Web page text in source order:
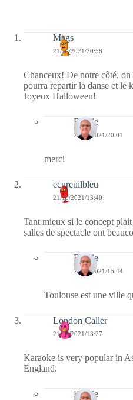
Mags
21/10/2021/20:58
Chanceux! De notre côté, on
pourra repartir la danse et le
Joyeux Halloween!
Bernie
22/10/2021/20:01
merci
ecureuilbleu
21/10/2021/13:40
Tant mieux si le concept
salles de spectacle ont
Bernie
21/10/2021/15:44
Toulouse est une ville
London Caller
21/10/2021/13:27
Karaoke is very popular in
England.
Bernie